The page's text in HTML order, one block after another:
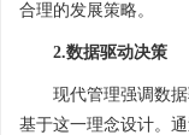
合理的发展策略。
2.数据驱动决策
现代管理强调数
基于这一理念设计。